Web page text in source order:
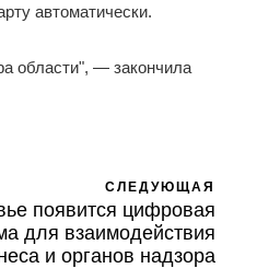
автоматически.
области", — закончила
СЛЕДУЮЩАЯ
появится цифровая
для взаимодействия
и органов надзора